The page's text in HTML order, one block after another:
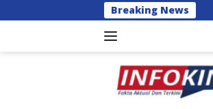
ke
Breaking News
DPRD